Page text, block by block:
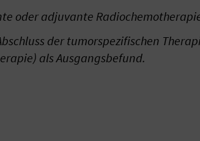
oder adjuvante
der tumorspezifischen
als Ausgangsbefund.